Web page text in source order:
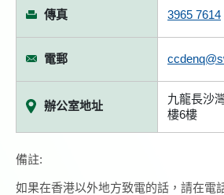
傳真 3965 7614
電郵
辦公室地址
九龍長沙
樓6樓
備註:
如果在香港以外地方致電的話，請在電